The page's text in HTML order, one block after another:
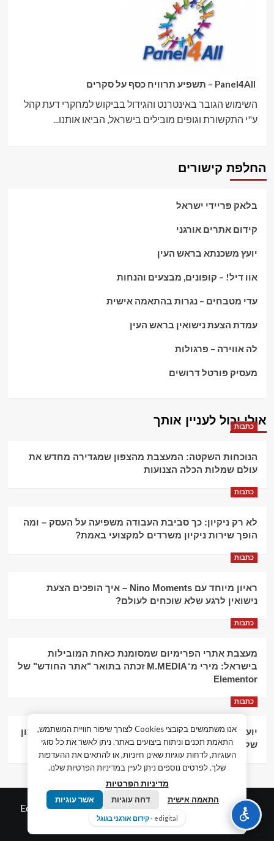
השימוש הגובר באינטרנט והגידול בביקוש למחקרי דעת קהל
ע"י התקשורת וגופים מובילים בישראל, הביאו אותנו...
החלפת קישורים
בלאק פריידי ישראל
קידום אתרים אורגני
יועץ משכנתא בראש העין
אוו דיל! – קופונים, מבצעים והנחות
עדי מטבחים – נגרות בהתאמה אישית
עמדת הצעת נישואין בראש העין
לה אווירה – פרגולות
מעסיק פורטל דרושים
אולי יכול לעניין אותך
כתבות
הנוכחות השקטה: המעצבת מהצפון שמגדירה מחדש את
עולם שמלות הכלה הצנועות
כתבות
לא רק ניקיון: כך סביבת העבודה משפיעה על העסק – ומה
הופך שירות ניקיון משרדים למקצועי באמת?
כתבות
ראיון מיוחד עם Nino Moments – איך הופכים הצעת
נישואין לרגע שלא שוכחים לעולם?
כתבות
מעצבת אתרי הפרימיום שמסומנת כאחת המובילות
בישראל: מירי מ־M.MEDIA זכתה בתואר "אתר החודש" של
Elementor
כתבות
יועץ עסקי וליווי פיננסי – הדרך לצמיחה כלכלית וניהול נכון
של העסק
© כל הזכויות שמורות חדשות המאה ה-21 |
Edigital.co.ilby
אלימלך דיגיטל.
אנו משתמשים בקובצי Cookies לצורך שיפור חוויית המשתמש,
התאמת תכנים וניתוח ביצועים באתר. ניתן לאשר את כל סוגי
העוגיות, לדחות עוגיות שאינן חיוניות, או להתאים את ההעדפות
שלך. לפרטים נוספים ניתן לעיין במדיניות הפרטיות שלנו.
מדיניות הפרטיות
התאמה אישית דחה עוגיות אשר עוגיות
edigital - קידום אורגני בגוגל